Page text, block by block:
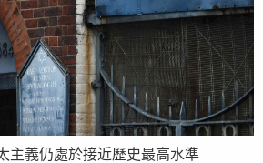
主義仍處於接近歷史最高水準